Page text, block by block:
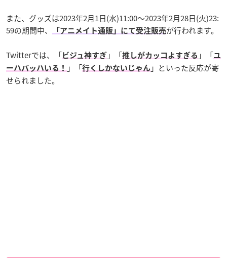
また、グッズは2023年2月1日(水)11:00～2023年2月28日(火)23:
59の期間中、
「アニメイト通販」にて受注販売が行われます。
Twitterでは、「 ビジュ神すぎ 」「推しがカッコよすぎる 」「ユ
ーハバッハいる！
」「行くしかないじゃん 」といった反応が寄
せられました。